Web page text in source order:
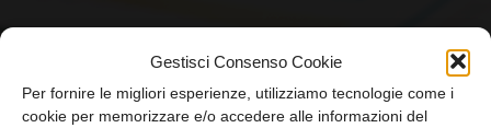
Gestisci Consenso Cookie
Per fornire le migliori esperienze, utilizziamo tecnologie come i
cookie per memorizzare e/o accedere alle informazioni del